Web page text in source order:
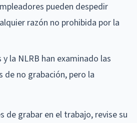
pueden despedir
razón no prohibida por la
la NLRB han examinado las
de no grabación, pero la
de grabar en el trabajo, revise su